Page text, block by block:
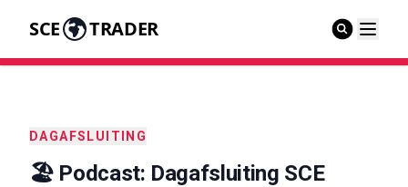
SCE TRADER
DAGAFSLUITING
🏖️ Podcast: Dagafsluiting SCE